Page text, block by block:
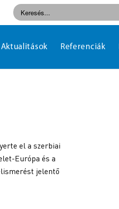
Aktualitások Referenciák
el a szerbiai
Európa és a
jelentő